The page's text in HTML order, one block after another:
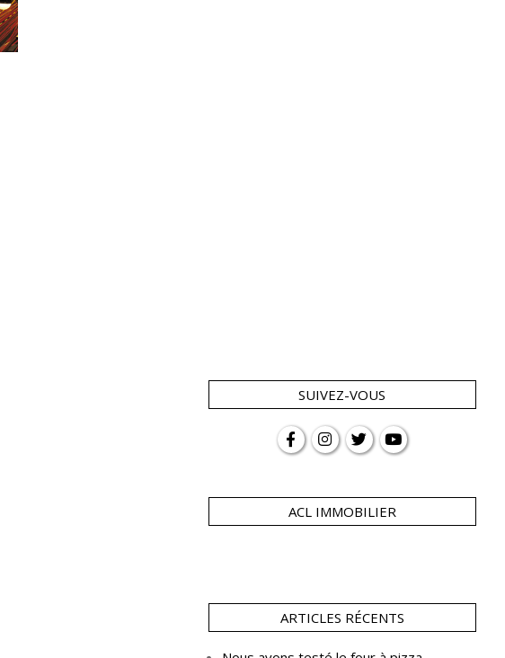
SUIVEZ-VOUS
ACL IMMOBILIER
ARTICLES RÉCENTS